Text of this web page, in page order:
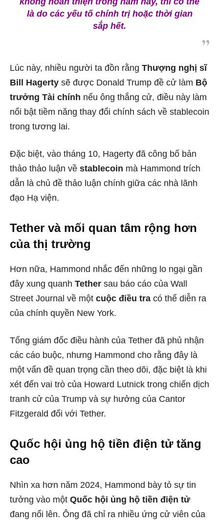
là do các yếu tố chính trị hoặc thời gian
sắp hết.
Lúc này, nhiều người ta đồn rằng Thượng nghị sĩ
Bill Hagerty sẽ được Donald Trump đề cử làm Bộ
trưởng Tài chính nếu ông thắng cử, điều này làm
nổi bật tiềm năng thay đổi chính sách về stablecoin
trong tương lai.
Đặc biệt, vào tháng 10, Hagerty đã công bố bản
thảo thảo luận về stablecoin mà Hammond trích
dẫn là chủ đề thảo luận chính giữa các nhà lãnh
đạo Hạ viện.
Tether và mối quan tâm rộng hơn
của thị trường
Hơn nữa, Hammond nhắc đến những lo ngại gần
đây xung quanh Tether sau báo cáo của Wall
Street Journal về một cuộc điều tra có thể diễn ra
của chính quyền New York.
Tổng giám đốc điều hành của Tether đã phủ nhận
các cáo buộc, nhưng Hammond cho rằng đây là
một vấn đề quan trọng cần theo dõi, đặc biệt là khi
xét đến vai trò của Howard Lutnick trong chiến dịch
tranh cử của Trump và sự hưởng của Cantor
Fitzgerald đối với Tether.
Quốc hội ủng hộ tiền điện tử tăng
cao
Nhìn xa hơn năm 2024, Hammond bày tỏ sự tin
tưởng vào một Quốc hội ủng hộ tiền điện tử
đang nổi lên. Ông đã chỉ ra nhiều ứng cử viên của